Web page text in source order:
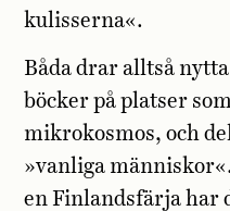
kulisserna«.
Båda drar alltså
böcker på platser
mikrokosmos, och
»vanliga
en Finlandsfärja har